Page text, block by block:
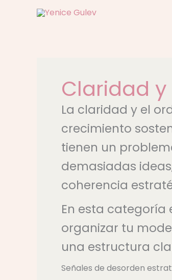
Claridad
La claridad y el
crecimiento
tienen un
demasiadas
coherencia
En esta
organizar tu
una estructura
Señales de desorden